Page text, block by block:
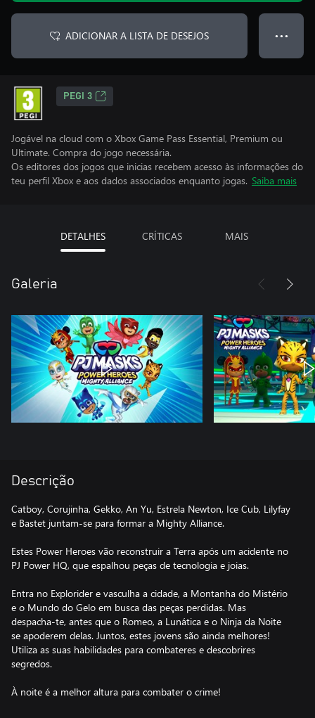
ADICIONAR A LISTA DE DESEJOS ● ● ●
PEGI 3
Jogável na cloud com o Xbox Game Pass Essential, Premium ou
Ultimate. Compra do jogo necessária.
Os editores dos jogos que inicias recebem acesso às informações do
teu perfil Xbox e aos dados associados enquanto jogas. Saiba mais
DETALHES CRÍTICAS MAIS
Galeria
Descrição
Catboy, Corujinha, Gekko, An Yu, Estrela Newton, Ice Cub, Lilyfay
e Bastet juntam-se para formar a Mighty Alliance.
Estes Power Heroes vão reconstruir a Terra após um acidente no
PJ Power HQ, que espalhou peças de tecnologia e joias.
Entra no Explorider e vasculha a cidade, a Montanha do Mistério
e o Mundo do Gelo em busca das peças perdidas. Mas
despacha-te, antes que o Romeo, a Lunática e o Ninja da Noite
se apoderem delas. Juntos, estes jovens são ainda melhores!
Utiliza as suas habilidades para combateres e descobrires
segredos.
À noite é a melhor altura para combater o crime!